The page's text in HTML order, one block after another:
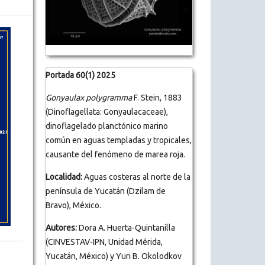
Portada 60(1) 2025
Gonyaulax polygrammaF. Stein, 1883
(Dinoflagellata: Gonyaulacaceae),
dinoflagelado planctónico marino
común en aguas templadas y tropicales,
causante del fenómeno de marea roja.
Localidad:Aguas costeras al norte de la
península de Yucatán (Dzilam de
Bravo), México.
Autores:Dora A. Huerta-Quintanilla
(CINVESTAV-IPN, Unidad Mérida,
Yucatán, México) y Yuri B. Okolodkov